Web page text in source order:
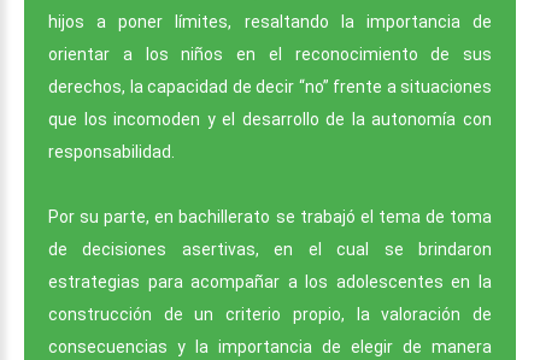
hijos a poner límites, resaltando la importancia de
orientar a los niños en el reconocimiento de sus
derechos, la capacidad de decir “no” frente a situaciones
que los incomoden y el desarrollo de la autonomía con
responsabilidad.
Por su parte, en bachillerato se trabajó el tema de toma
de decisiones asertivas, en el cual se brindaron
estrategias para acompañar a los adolescentes en la
construcción de un criterio propio, la valoración de
consecuencias y la importancia de elegir de manera